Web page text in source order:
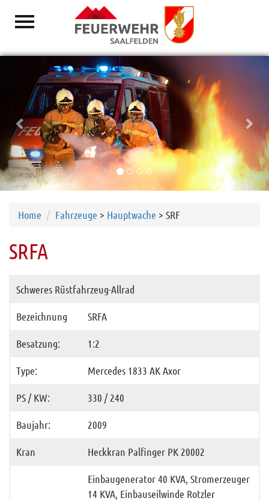
Aktuelles
Vorwort
Löschzüge
Mannschaft
Jugend
Fahrzeuge
Hauptwache
Harham
Wiesersberg
Container
Gebäude
Archiv
Veranstaltungen
Mitgliederbereich
Previous
Home Fahrzeuge > Hauptwache > SRF
SRFA
Schweres Rüstfahrzeug-Allrad
Bezeichnung SRFA
Besatzung: 1:2
Type: Mercedes 1833 AK Axor
PS / KW: 330 / 240
Baujahr: 2009
Kran Heckkran Palfinger PK 20002
Einbaugenerator 40 KVA, Stromerzeuger
14 KVA, Einbauseilwinde Rotzler